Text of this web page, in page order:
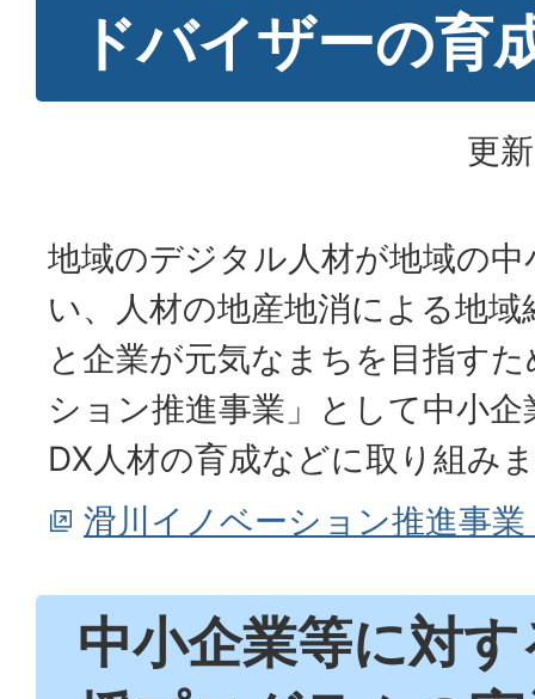
ドバイザーの育
更
地域のデジタル人材が地域の
い、人材の地産地消による地
と企業が元気なまちを目指す
ション推進事業」として中小
DX人材の育成などに取り組み
滑川イノベーション推進事
中小企業等に対